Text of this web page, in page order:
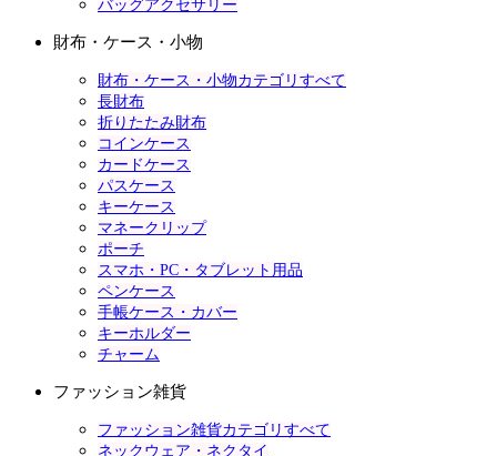
バッグアクセサリー
財布・ケース・小物
財布・ケース・小物カテゴリすべて
長財布
折りたたみ財布
コインケース
カードケース
パスケース
キーケース
マネークリップ
ポーチ
スマホ・PC・タブレット用品
ペンケース
手帳ケース・カバー
キーホルダー
チャーム
ファッション雑貨
ファッション雑貨カテゴリすべて
ネックウェア・ネクタイ